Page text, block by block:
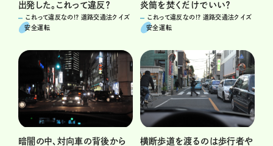
出発した。これって違反？
これって違反なの!? 道路交通法クイズ
安全運転
炎筒を焚くだけでいい？
これって違反なの!? 道路交通法クイズ
安全運転
暗闇の中、対向車の背後から
横断歩道を渡るのは歩行者や